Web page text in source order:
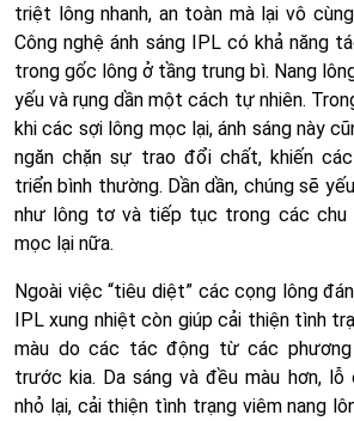
triệt lông nhanh, an toàn mà lại vô
Công nghệ ánh sáng IPL có khả năng
trong gốc lông ở tầng trung bì. Nang
yếu và rụng dần một cách tự nhiên.
khi các sợi lông mọc lại, ánh sáng này
ngăn chặn sự trao đổi chất, khiến
triển bình thường. Dần dần, chúng sẽ
như lông tơ và tiếp tục trong các chu
mọc lại nữa.
Ngoài việc “tiêu diệt” các cọng lông
IPL xung nhiệt còn giúp cải thiện tình
màu do các tác động từ các
trước kia. Da sáng và đều màu hơn,
nhỏ lại, cải thiện tình trạng viêm nang